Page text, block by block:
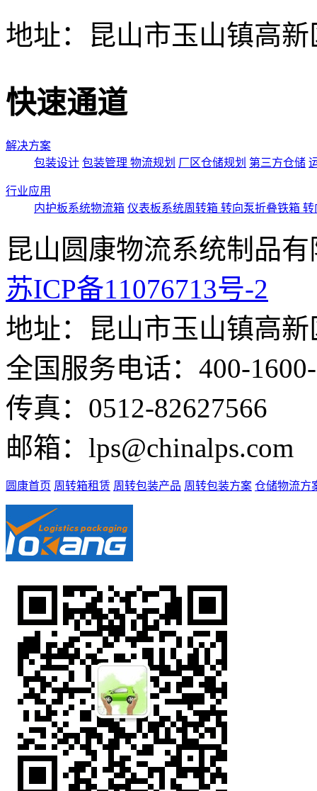
地址：昆山市玉山镇高
快速通道
解决方案
包装设计 包装管理 物流规划 厂区仓储规划 第三方仓储
行业应用
内护板系统物流箱 仪表板系统周转箱 转向泵折叠铁箱 转
昆山圆康物流系统制品
苏ICP备11076713号-2
地址：昆山市玉山镇高
全国服务电话：400-
传真：0512-82627566
邮箱：
圆康首页 周转箱租赁 周转包装产品 周转包装方案 仓储物流方